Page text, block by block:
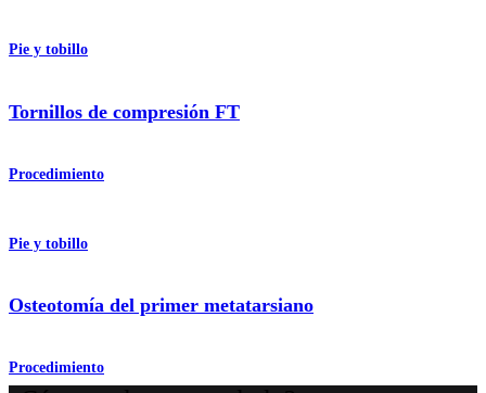
Pie y tobillo
Tornillos de compresión FT
Procedimiento
Pie y tobillo
Osteotomía del primer metatarsiano
Procedimiento